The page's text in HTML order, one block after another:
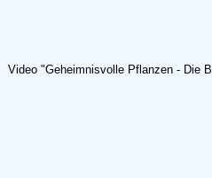
Video "Geheimnisvolle Pflanzen - Die